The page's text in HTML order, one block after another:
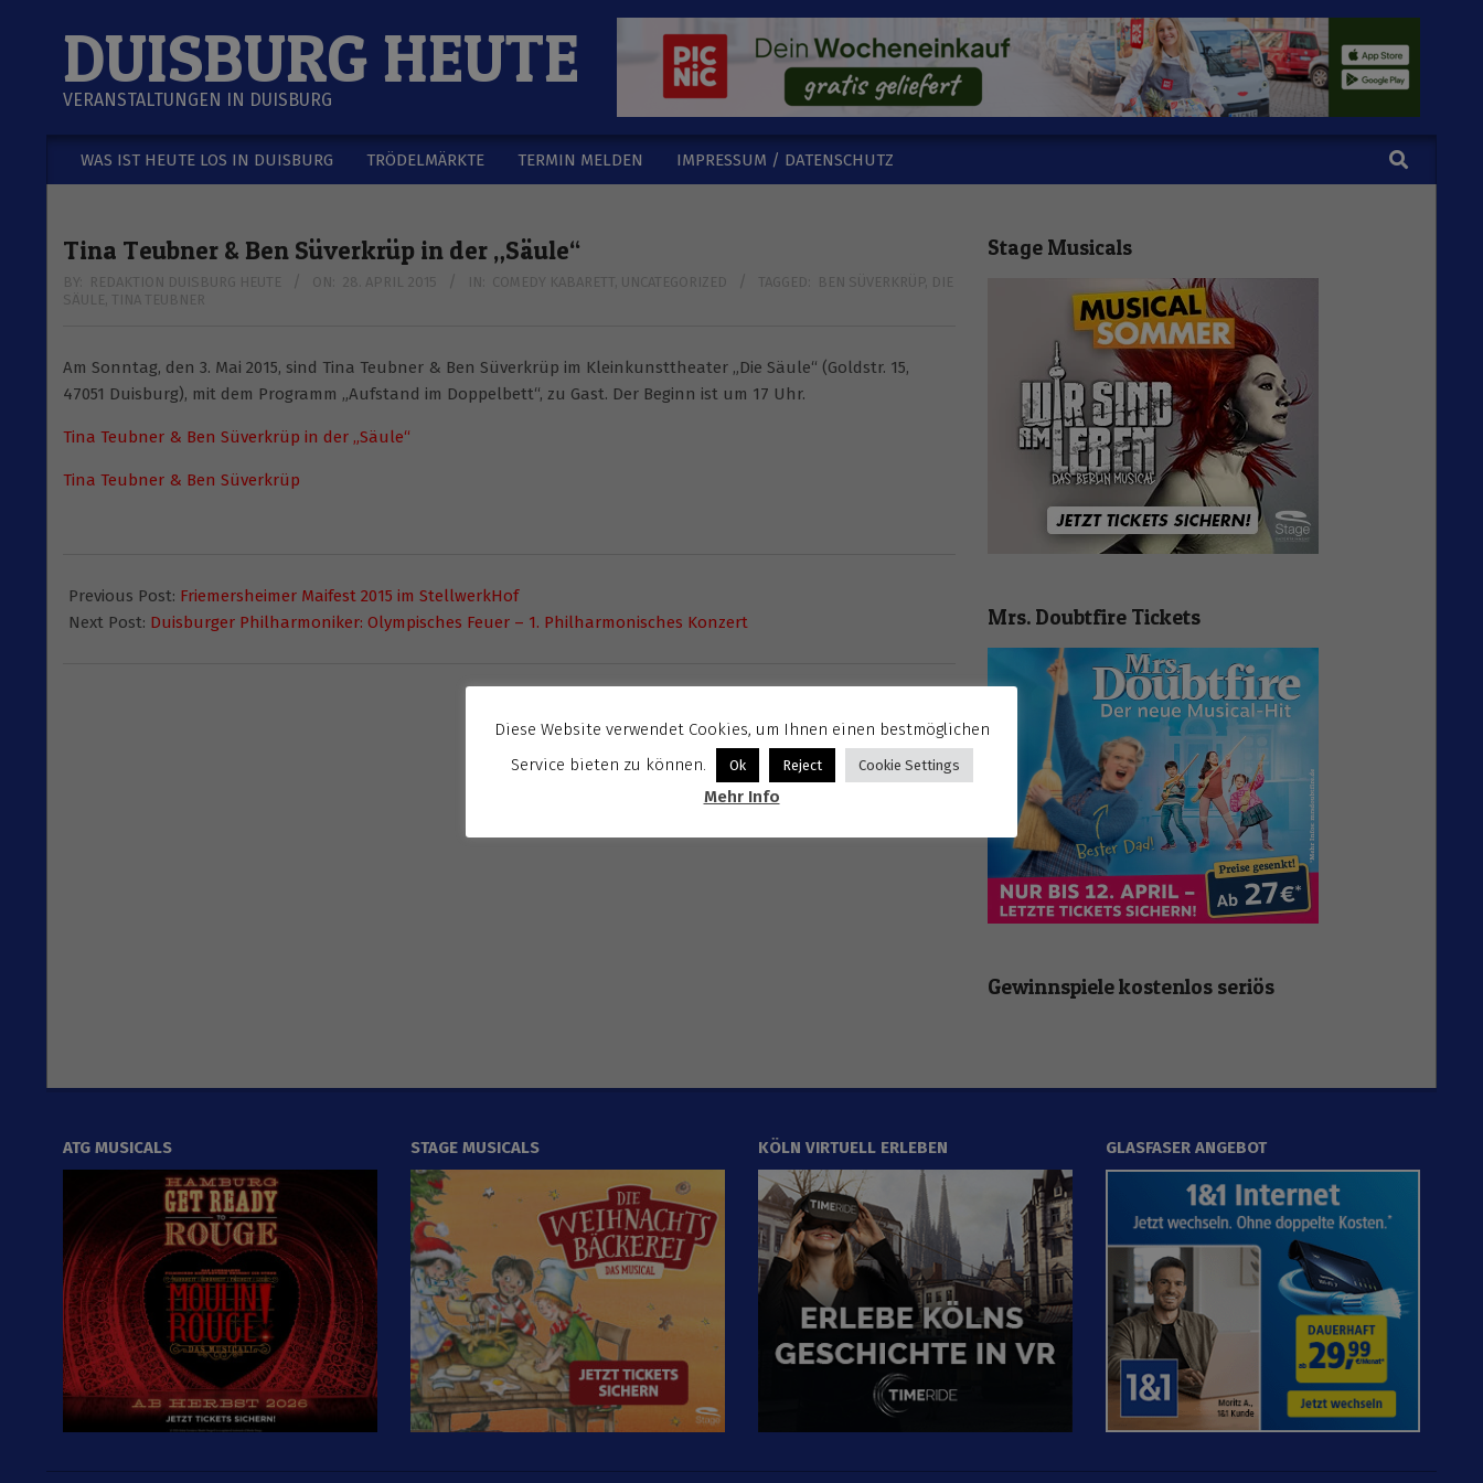
DUISBURG HEUTE
VERANSTALTUNGEN IN DUISBURG
Secondary
WAS IST HEUTE LOS IN DUISBURG TRÖDELMÄRKTE TERMIN MELDEN IMPRESSUM / DATENSCHUTZ Search
Tina Teubner & Ben Süverkrüp in der „Säule“
BY: REDAKTION DUISBURG HEUTE ON: 28. APRIL 2015 IN: COMEDY KABARETT UNCATEGORIZED TAGGED: BEN SÜVERKRÜP
DIE
SÄULE
TINA TEUBNER
Am Sonntag, den 3. Mai 2015, sind Tina Teubner & Ben Süverkrüp im Kleinkunsttheater „Die Säule“ (Goldstr. 15,
47051 Duisburg), mit dem Programm „Aufstand im Doppelbett“, zu Gast. Der Beginn ist um 17 Uhr.
Tina Teubner & Ben Süverkrüp in der „Säule“
Tina Teubner & Ben Süverkrüp
04-
28
Previous Post: Friemersheimer Maifest 2015 im StellwerkHof
Next Post: Duisburger Philharmoniker: Olympisches Feuer – 1. Philharmonisches Konzert
Stage Musicals
Mrs. Doubtfire Tickets
Gewinnspiele kostenlos seriös
ATG MUSICALS STAGE MUSICALS KÖLN VIRTUELL ERLEBEN GLASFASER ANGEBOT
Diese Website verwendet Cookies, um Ihnen einen bestmöglichen
Service bieten zu können.
Ok Reject Cookie Settings
Mehr Info